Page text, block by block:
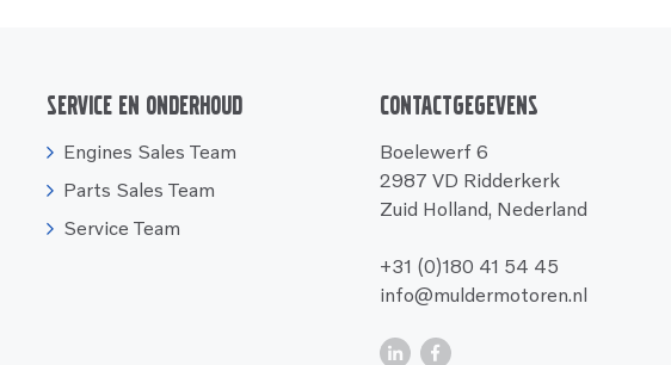
Service en onderhoud
Engines Sales Team
Parts Sales Team
Service Team
Contactgegevens
Boelewerf 6
2987 VD Ridderkerk
Zuid Holland, Nederland
+31 (0)180 41 54 45
info@muldermotoren.nl